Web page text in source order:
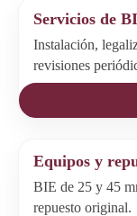
Servicios de
Instalación,
revisiones
Equipos y
BIE de 25 y 45
repuesto original.